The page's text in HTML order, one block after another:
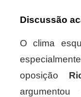
Discussão
O clima
oposição